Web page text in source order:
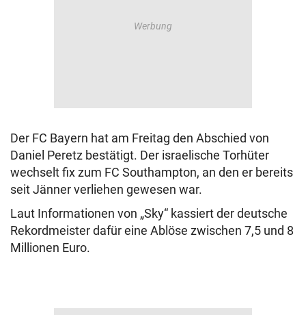
Der FC Bayern hat am Freitag den Abschied von
Daniel Peretz bestätigt. Der israelische Torhüter
wechselt fix zum FC Southampton, an den er bereits
seit Jänner verliehen gewesen war.
Laut Informationen von „Sky“ kassiert der deutsche
Rekordmeister dafür eine Ablöse zwischen 7,5 und 8
Millionen Euro.